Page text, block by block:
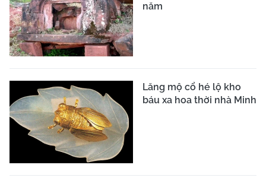
năm
Lăng mộ cổ hé lộ kho
báu xa hoa thời nhà Minh